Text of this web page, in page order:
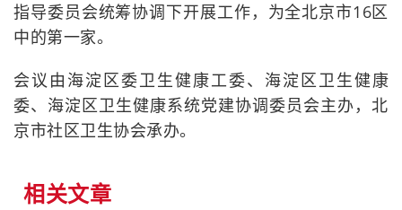
指导委员会统筹协调下开展工作，为全北京市16区
中的第一家。
会议由海淀区委卫生健康工委、海淀区卫生健康
委、海淀区卫生健康系统党建协调委员会主办，北
京市社区卫生协会承办。
相关文章